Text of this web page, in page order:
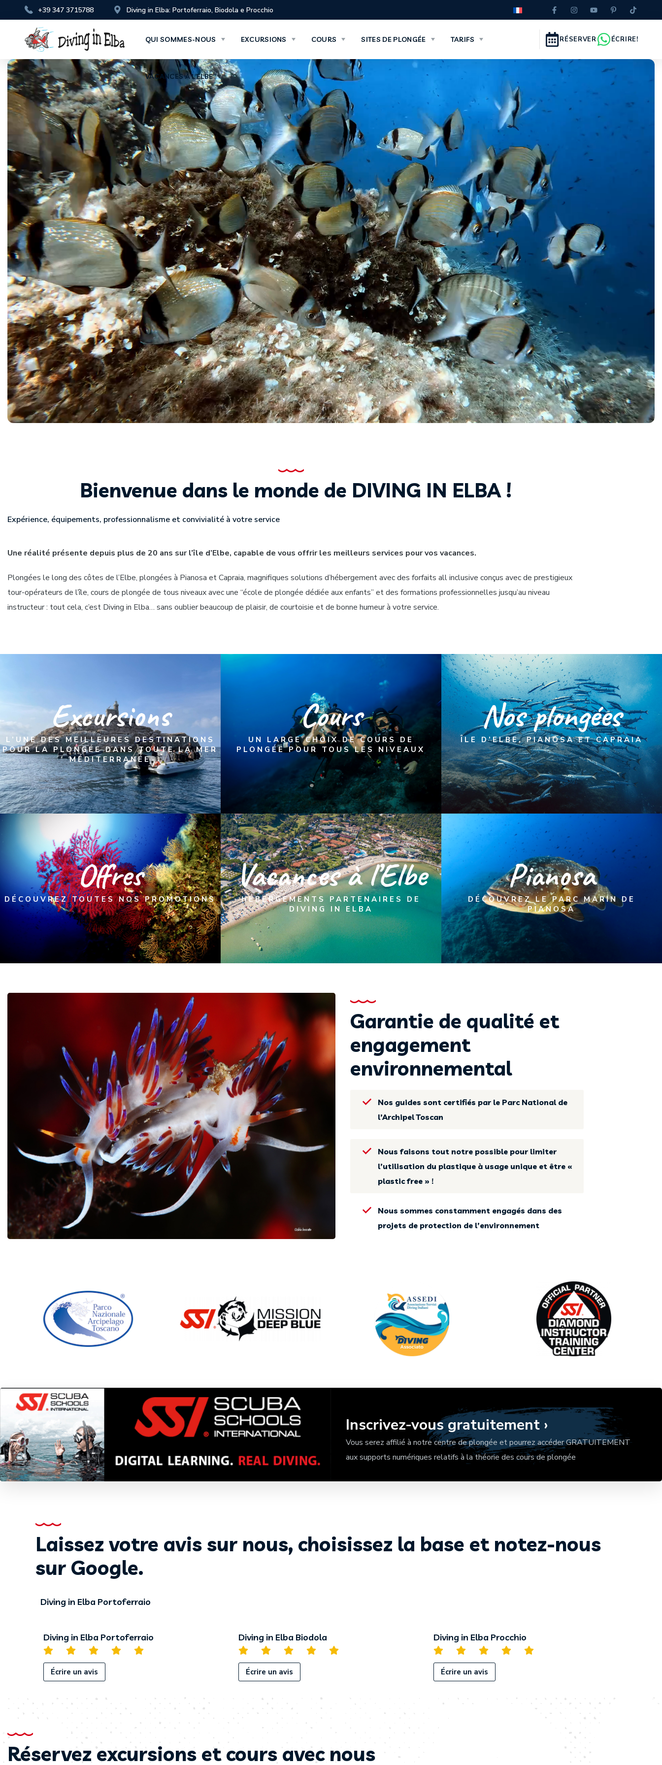
+39 347 3715788 Diving in Elba: Portoferraio, Biodola e Procchio
QUI SOMMES-NOUS EXCURSIONS COURS SITES DE PLONGÉE TARIFS
VACANCES À L’ELBE
RÉSERVER ÉCRIRE!
VACANCES À L’ELBE
Bienvenue dans le monde de DIVING IN ELBA !
Expérience, équipements, professionnalisme et convivialité à votre service
Une réalité présente depuis plus de 20 ans sur l’île d’Elbe, capable de vous offrir les meilleurs services pour vos vacances.
Plongées le long des côtes de l’Elbe, plongées à Pianosa et Capraia, magnifiques solutions d’hébergement avec des forfaits all inclusive conçus avec de prestigieux
tour-opérateurs de l’île, cours de plongée de tous niveaux avec une “école de plongée dédiée aux enfants” et des formations professionnelles jusqu’au niveau
instructeur : tout cela, c’est Diving in Elba… sans oublier beaucoup de plaisir, de courtoisie et de bonne humeur à votre service.
Excursions
L’UNE DES MEILLEURES DESTINATIONS
POUR LA PLONGÉE DANS TOUTE LA MER
MÉDITERRANÉE
Cours
UN LARGE CHOIX DE COURS DE
PLONGÉE POUR TOUS LES NIVEAUX
Nos plongées
ÎLE D’ELBE, PIANOSA ET CAPRAIA
Offres
DÉCOUVREZ TOUTES NOS PROMOTIONS
Vacances à l’Elbe
HÉBERGEMENTS PARTENAIRES DE
DIVING IN ELBA
Pianosa
DÉCOUVREZ LE PARC MARIN DE
PIANOSA
Garantie de qualité et
engagement
environnemental
Nos guides sont certifiés par le Parc National de
l’Archipel Toscan
Nous faisons tout notre possible pour limiter
l’utilisation du plastique à usage unique et être «
plastic free » !
Nous sommes constamment engagés dans des
projets de protection de l’environnement
Inscrivez-vous gratuitement ›
Vous serez affilié à notre centre de plongée et pourrez accéder GRATUITEMENT
aux supports numériques relatifs à la théorie des cours de plongée
Laissez votre avis sur nous, choisissez la base et notez-nous
sur Google.
Diving in Elba Portoferraio
Diving in Elba Portoferraio
Écrire un avis
Diving in Elba Biodola
Écrire un avis
Diving in Elba Procchio
Écrire un avis
Réservez excursions et cours avec nous